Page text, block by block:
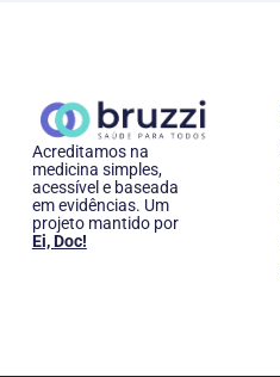
Acreditamos na
medicina simples,
acessível e baseada
em evidências. Um
projeto mantido por
Ei, Doc!